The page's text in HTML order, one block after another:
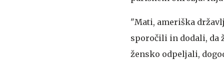
"Mati, ameriška
sporočili in dodali, da
žensko odpeljali,